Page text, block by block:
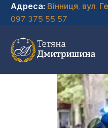
Адреса: Вінниця, вул.
097 375 55 57